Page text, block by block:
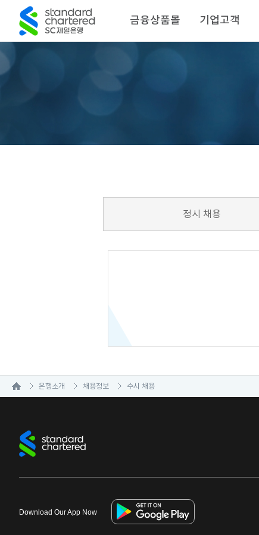
금융상품몰 기업고객
정시 채용
은행소개 채용정보 수시 채용
Download Our App Now